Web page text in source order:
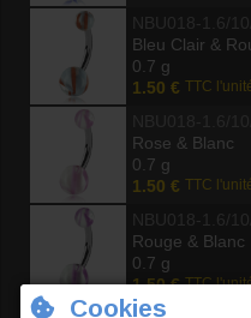
Bleu Clair &
0.7 g
1.50 € TTC
Rose & Blanc
0.7 g
1.50 € TTC
Rouge & Blanc
0.7 g
1.50 € TTC